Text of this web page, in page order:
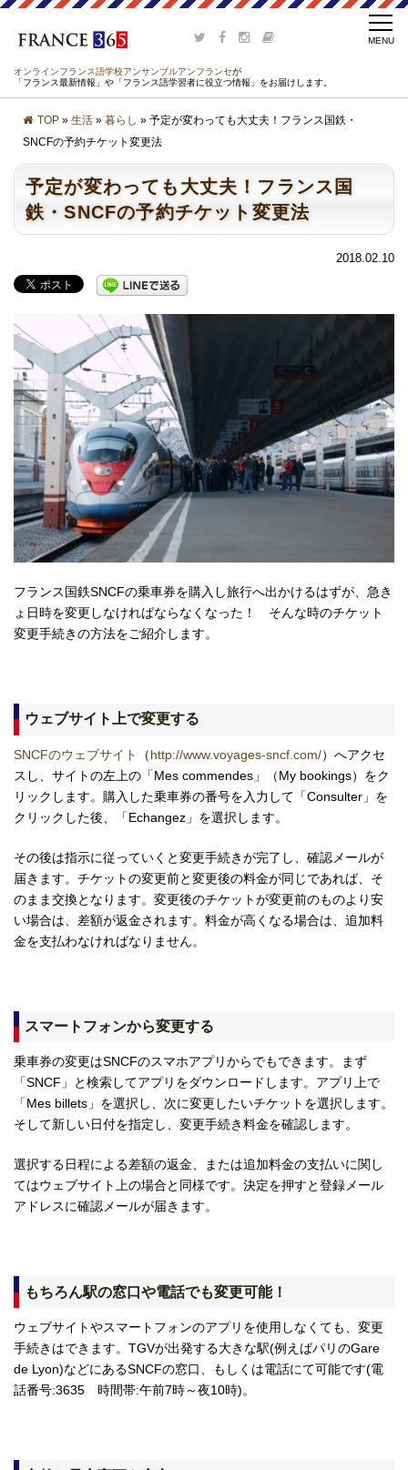
オンラインフランス語学校アンサンブルアンフランセが
「フランス最新情報」や「フランス語学習者に役立つ情報」をお届けします。
TOP » 生活 » 暮らし » 予定が変わっても大丈夫！フランス国鉄・
SNCFの予約チケット変更法
予定が変わっても大丈夫！フランス国
鉄・SNCFの予約チケット変更法
2018.02.10
フランス国鉄SNCFの乗車券を購入し旅行へ出かけるはずが、急き
ょ日時を変更しなければならなくなった！ そんな時のチケット
変更手続きの方法をご紹介します。
ウェブサイト上で変更する
SNCFのウェブサイト （http://www.voyages-sncf.com/）へアクセ
スし、サイトの左上の「Mes commendes」（My bookings）をク
リックします。購入した乗車券の番号を入力して「Consulter」を
クリックした後、「Echangez」を選択します。
その後は指示に従っていくと変更手続きが完了し、確認メールが
届きます。チケットの変更前と変更後の料金が同じであれば、そ
のまま交換となります。変更後のチケットが変更前のものより安
い場合は、差額が返金されます。料金が高くなる場合は、追加料
金を支払わなければなりません。
スマートフォンから変更する
乗車券の変更はSNCFのスマホアプリからでもできます。まず
「SNCF」と検索してアプリをダウンロードします。アプリ上で
「Mes billets」を選択し、次に変更したいチケットを選択します。
そして新しい日付を指定し、変更手続き料金を確認します。
選択する日程による差額の返金、または追加料金の支払いに関し
てはウェブサイト上の場合と同様です。決定を押すと登録メール
アドレスに確認メールが届きます。
もちろん駅の窓口や電話でも変更可能！
ウェブサイトやスマートフォンのアプリを使用しなくても、変更
手続きはできます。TGVが出発する大きな駅(例えばパリのGare
de Lyon)などにあるSNCFの窓口、もしくは電話にて可能です(電
話番号:3635 時間帯:午前7時～夜10時)。